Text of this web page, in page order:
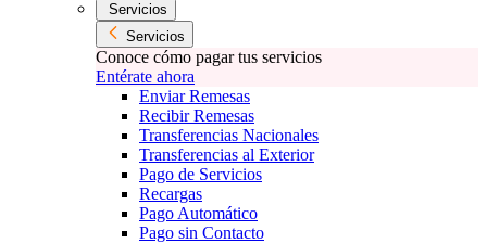
Servicios
Servicios
Conoce cómo pagar tus servicios
Entérate ahora
Enviar Remesas
Recibir Remesas
Transferencias Nacionales
Transferencias al Exterior
Pago de Servicios
Recargas
Pago Automático
Pago sin Contacto